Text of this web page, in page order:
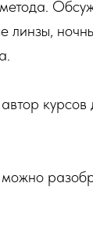
линзы,
курсов